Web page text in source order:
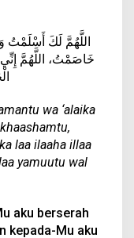
اللَّهُمَّ لَكَ أَسْلَمْتُ
خَاصَمْتُ، اللَّهُمَّ إِنِّي
wa ‘alaika
laa ilaaha illaa
yamuutu wal
aku berserah
kepada-Mu aku